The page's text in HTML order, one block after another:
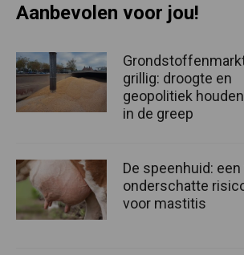
Aanbevolen voor jou!
grillig: droogte en
geopolitiek houden
in de greep
De speenhuid: een
onderschatte
voor mastitis